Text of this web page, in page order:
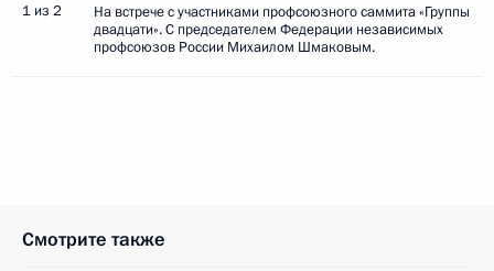
1 из 2
На встрече с участниками профсоюзного саммита «Группы
двадцати». С председателем Федерации независимых
профсоюзов России Михаилом Шмаковым.
Смотрите также